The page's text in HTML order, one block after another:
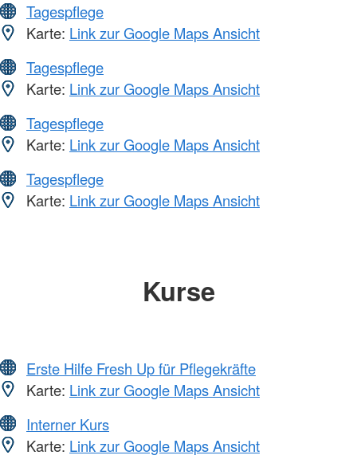
Tagespflege
Karte: Link zur Google Maps Ansicht
Tagespflege
Karte: Link zur Google Maps Ansicht
Tagespflege
Karte: Link zur Google Maps Ansicht
Tagespflege
Karte: Link zur Google Maps Ansicht
Kurse
Erste Hilfe Fresh Up für Pflegekräfte
Karte: Link zur Google Maps Ansicht
Interner Kurs
Karte: Link zur Google Maps Ansicht